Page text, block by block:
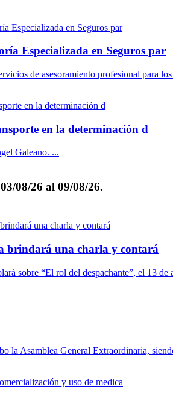
Especializada en Seguros par
de asesoramiento profesional para
en la determinación d
Galeano. ...
08/26 al 09/08/26.
brindará una charla y contará
sobre “El rol del despachante”, el 13 de
la Asamblea General Extraordinaria,